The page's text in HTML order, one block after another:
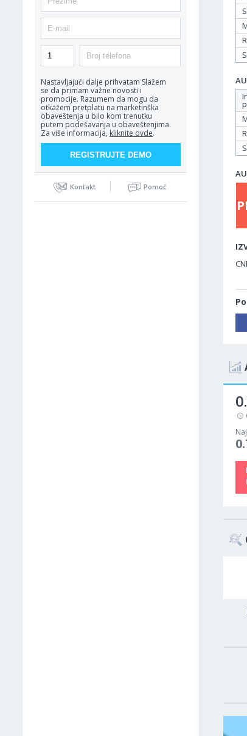
Nastavljajući dalje prihvatam Slažem
se da primam važne novosti i
promocije. Razumem da mogu da
otkažem pretplatu na marketinška
obaveštenja u bilo kom trenutku
putem podešavanja u obaveštenjima.
Za više informacija, kliknite ovde.
Kontakt Pomoć